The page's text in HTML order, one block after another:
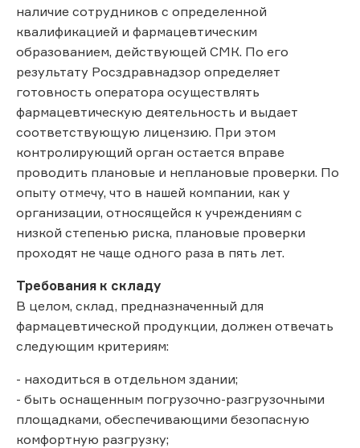
наличие сотрудников с определенной
квалификацией и фармацевтическим
образованием, действующей СМК. По его
результату Росздравнадзор определяет
готовность оператора осуществлять
фармацевтическую деятельность и выдает
соответствующую лицензию. При этом
контролирующий орган остается вправе
проводить плановые и неплановые проверки. По
опыту отмечу, что в нашей компании, как у
организации, относящейся к учреждениям с
низкой степенью риска, плановые проверки
проходят не чаще одного раза в пять лет.
Требования к складу
В целом, склад, предназначенный для
фармацевтической продукции, должен отвечать
следующим критериям:
- находиться в отдельном здании;
- быть оснащенным погрузочно-разгрузочными
площадками, обеспечивающими безопасную
комфортную разгрузку;